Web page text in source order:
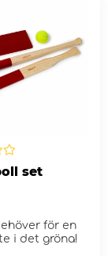
set
för en
i det gröna!